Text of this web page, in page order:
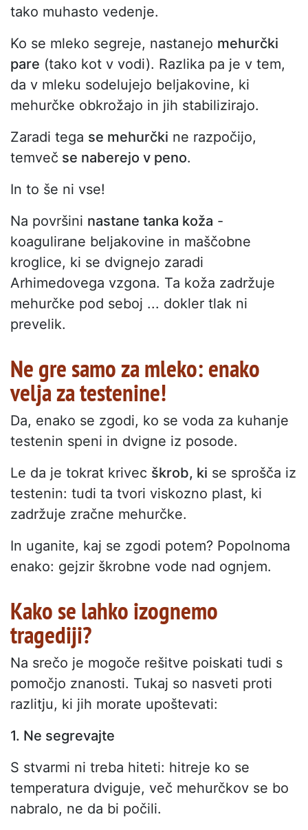
tako muhasto vedenje.
Ko se mleko segreje, nastanejo mehurčki
pare (tako kot v vodi). Razlika pa je v tem,
da v mleku sodelujejo beljakovine, ki
mehurčke obkrožajo in jih stabilizirajo.
Zaradi tega se mehurčki ne razpočijo,
temveč se naberejo v peno.
In to še ni vse!
Na površini nastane tanka koža -
koagulirane beljakovine in maščobne
kroglice, ki se dvignejo zaradi
Arhimedovega vzgona. Ta koža zadržuje
mehurčke pod seboj ... dokler tlak ni
prevelik.
Ne gre samo za mleko: enako
velja za testenine!
Da, enako se zgodi, ko se voda za kuhanje
testenin speni in dvigne iz posode.
Le da je tokrat krivec škrob, ki se sprošča iz
testenin: tudi ta tvori viskozno plast, ki
zadržuje zračne mehurčke.
In uganite, kaj se zgodi potem? Popolnoma
enako: gejzir škrobne vode nad ognjem.
Kako se lahko izognemo
tragediji?
Na srečo je mogoče rešitve poiskati tudi s
pomočjo znanosti. Tukaj so nasveti proti
razlitju, ki jih morate upoštevati:
1. Ne segrevajte
S stvarmi ni treba hiteti: hitreje ko se
temperatura dviguje, več mehurčkov se bo
nabralo, ne da bi počili.